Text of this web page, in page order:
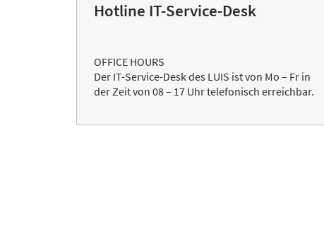
Hotline IT-Service-Desk
OFFICE HOURS
Der IT-Service-Desk des LUIS ist von Mo – Fr in
der Zeit von 08 – 17 Uhr telefonisch erreichbar.